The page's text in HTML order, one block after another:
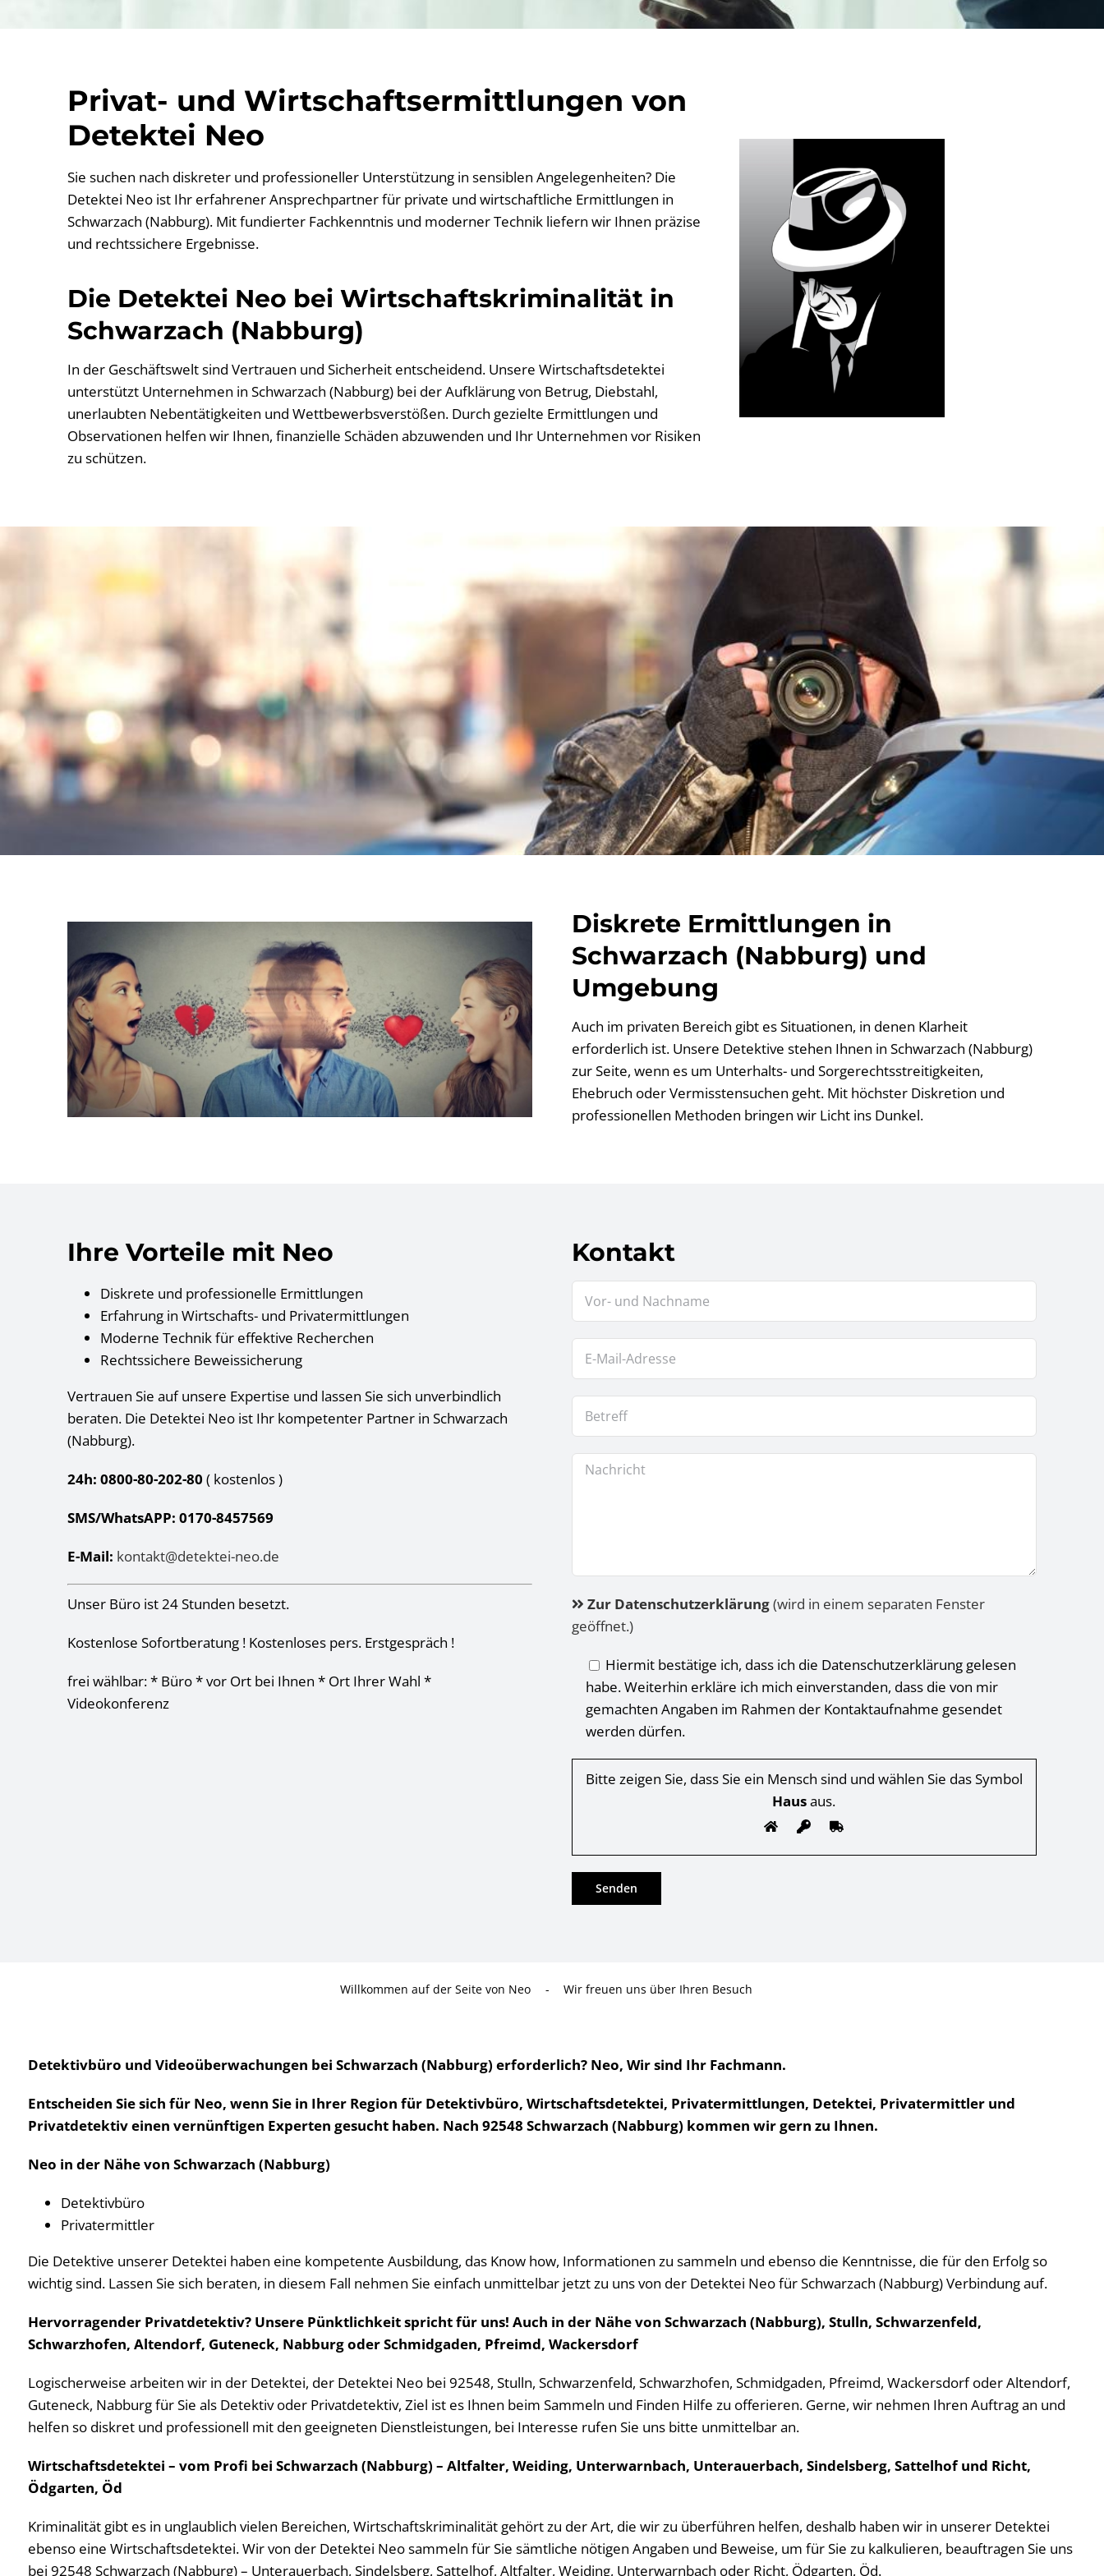
Privat- und Wirtschaftsermittlungen von
Detektei Neo
Sie suchen nach diskreter und professioneller Unterstützung in sensiblen Angelegenheiten? Die
Detektei Neo ist Ihr erfahrener Ansprechpartner für private und wirtschaftliche Ermittlungen in
Schwarzach (Nabburg). Mit fundierter Fachkenntnis und moderner Technik liefern wir Ihnen präzise
und rechtssichere Ergebnisse.
Die Detektei Neo bei Wirtschaftskriminalität in
Schwarzach (Nabburg)
In der Geschäftswelt sind Vertrauen und Sicherheit entscheidend. Unsere Wirtschaftsdetektei
unterstützt Unternehmen in Schwarzach (Nabburg) bei der Aufklärung von Betrug, Diebstahl,
unerlaubten Nebentätigkeiten und Wettbewerbsverstößen. Durch gezielte Ermittlungen und
Observationen helfen wir Ihnen, finanzielle Schäden abzuwenden und Ihr Unternehmen vor Risiken
zu schützen.
Diskrete Ermittlungen in
Schwarzach (Nabburg) und
Umgebung
Auch im privaten Bereich gibt es Situationen, in denen Klarheit
erforderlich ist. Unsere Detektive stehen Ihnen in Schwarzach (Nabburg)
zur Seite, wenn es um Unterhalts- und Sorgerechtsstreitigkeiten,
Ehebruch oder Vermisstensuchen geht. Mit höchster Diskretion und
professionellen Methoden bringen wir Licht ins Dunkel.
Ihre Vorteile mit Neo
Diskrete und professionelle Ermittlungen
Erfahrung in Wirtschafts- und Privatermittlungen
Moderne Technik für effektive Recherchen
Rechtssichere Beweissicherung
Vertrauen Sie auf unsere Expertise und lassen Sie sich unverbindlich
beraten. Die Detektei Neo ist Ihr kompetenter Partner in Schwarzach
(Nabburg).
24h: 0800-80-202-80 ( kostenlos)
SMS/WhatsAPP: 0170-8457569
E-Mail: kontakt@detektei-neo.de
Unser Büro ist 24 Stunden besetzt.
Kostenlose Sofortberatung ! Kostenloses pers. Erstgespräch !
frei wählbar: * Büro * vor Ort bei Ihnen * Ort Ihrer Wahl *
Videokonferenz
Kontakt
Zur Datenschutzerklärung(wird in einem separaten Fenster
geöffnet.)
Hiermit bestätige ich, dass ich die Datenschutzerklärung gelesen
habe. Weiterhin erkläre ich mich einverstanden, dass die von mir
gemachten Angaben im Rahmen der Kontaktaufnahme gesendet
werden dürfen.
Bitte zeigen Sie, dass Sie ein Mensch sind und wählen Sie das Symbol
Hausaus.
Willkommen auf der Seite von Neo - Wir freuen uns über Ihren Besuch
Detektivbüro und Videoüberwachungen bei Schwarzach (Nabburg) erforderlich? Neo, Wir sind Ihr Fachmann.
Entscheiden Sie sich für Neo, wenn Sie in Ihrer Region für Detektivbüro, Wirtschaftsdetektei, Privatermittlungen, Detektei, Privatermittler und
Privatdetektiv einen vernünftigen Experten gesucht haben. Nach 92548 Schwarzach (Nabburg) kommen wir gern zu Ihnen.
Neo in der Nähe von Schwarzach (Nabburg)
Detektivbüro
Privatermittler
Die Detektive unserer Detektei haben eine kompetente Ausbildung, das Know how, Informationen zu sammeln und ebenso die Kenntnisse, die für den Erfolg so
wichtig sind. Lassen Sie sich beraten, in diesem Fall nehmen Sie einfach unmittelbar jetzt zu uns von der Detektei Neo für Schwarzach (Nabburg) Verbindung auf.
Hervorragender Privatdetektiv? Unsere Pünktlichkeit spricht für uns! Auch in der Nähe von Schwarzach (Nabburg), Stulln, Schwarzenfeld,
Schwarzhofen, Altendorf, Guteneck, Nabburg oder Schmidgaden, Pfreimd, Wackersdorf
Logischerweise arbeiten wir in der Detektei, der Detektei Neo bei 92548, Stulln, Schwarzenfeld, Schwarzhofen, Schmidgaden, Pfreimd, Wackersdorf oder Altendorf,
Guteneck, Nabburg für Sie als Detektiv oder Privatdetektiv, Ziel ist es Ihnen beim Sammeln und Finden Hilfe zu offerieren. Gerne, wir nehmen Ihren Auftrag an und
helfen so diskret und professionell mit den geeigneten Dienstleistungen, bei Interesse rufen Sie uns bitte unmittelbar an.
Wirtschaftsdetektei – vom Profi bei Schwarzach (Nabburg) – Altfalter, Weiding, Unterwarnbach, Unterauerbach, Sindelsberg, Sattelhof und Richt,
Ödgarten, Öd
Kriminalität gibt es in unglaublich vielen Bereichen, Wirtschaftskriminalität gehört zu der Art, die wir zu überführen helfen, deshalb haben wir in unserer Detektei
ebenso eine Wirtschaftsdetektei. Wir von der Detektei Neo sammeln für Sie sämtliche nötigen Angaben und Beweise, um für Sie zu kalkulieren, beauftragen Sie uns
bei 92548 Schwarzach (Nabburg) – Unterauerbach, Sindelsberg, Sattelhof, Altfalter, Weiding, Unterwarnbach oder Richt, Ödgarten, Öd.